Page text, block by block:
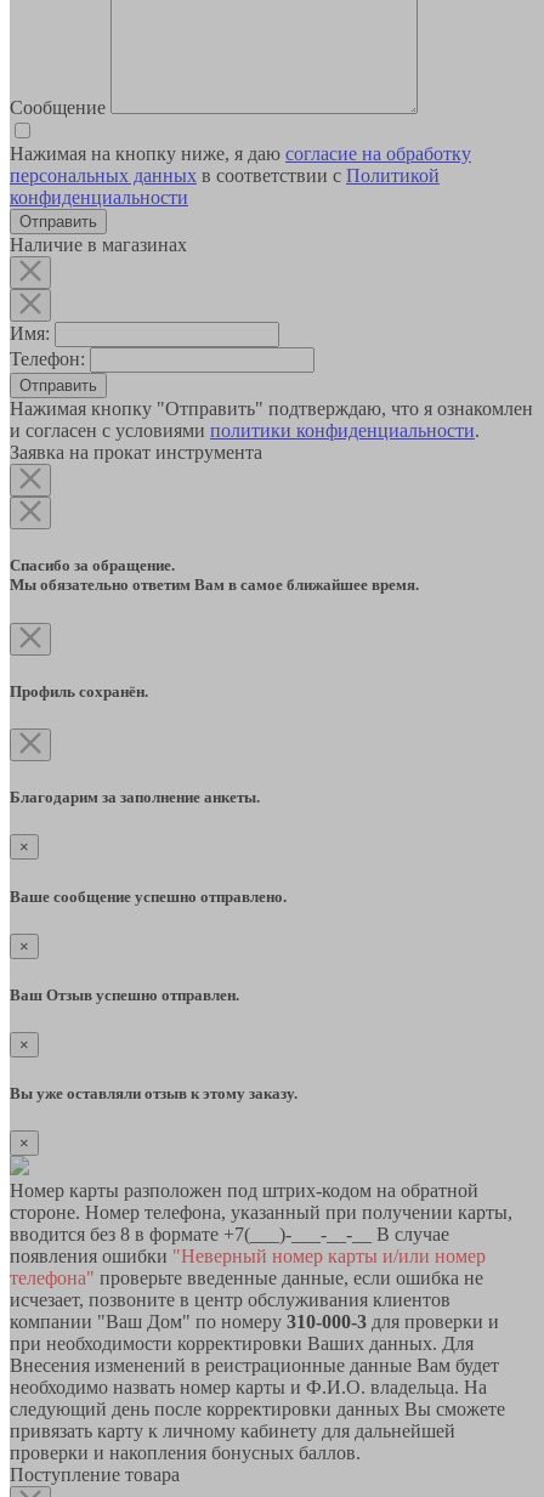
Сообщение
Нажимая на кнопку ниже, я даю согласие на обработку
персональных данных в соответствии с Политикой
конфиденциальности
Наличие в магазинах
Имя:
Телефон:
Отправить
Нажимая кнопку "Отправить" подтверждаю, что я ознакомлен
и согласен с условиями политики конфиденциальности.
Заявка на прокат инструмента
Спасибо за обращение.
Мы обязательно ответим Вам в самое ближайшее время.
Профиль сохранён.
Благодарим за заполнение анкеты.
×
Ваше сообщение успешно отправлено.
×
Ваш Отзыв успешно отправлен.
×
Вы уже оставляли отзыв к этому заказу.
×
Номер карты разположен под штрих-кодом на обратной
стороне. Номер телефона, указанный при получении карты,
вводится без 8 в формате +7(___)-___-__-__ В случае
появления ошибки "Неверный номер карты и/или номер
телефона" проверьте введенные данные, если ошибка не
исчезает, позвоните в центр обслуживания клиентов
компании "Ваш Дом" по номеру 310-000-3 для проверки и
при необходимости корректировки Ваших данных. Для
Внесения изменений в реистрационные данные Вам будет
необходимо назвать номер карты и Ф.И.О. владельца. На
следующий день после корректировки данных Вы сможете
привязать карту к личному кабинету для дальнейшей
проверки и накопления бонусных баллов.
Поступление товара